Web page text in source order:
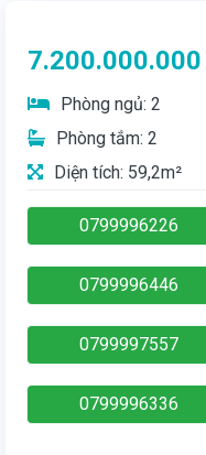
7.200.000.000
Phòng ngủ: 2
Phòng tắm: 2
Diện tích: 59,2m²
0799996226
0799996446
0799997557
0799996336